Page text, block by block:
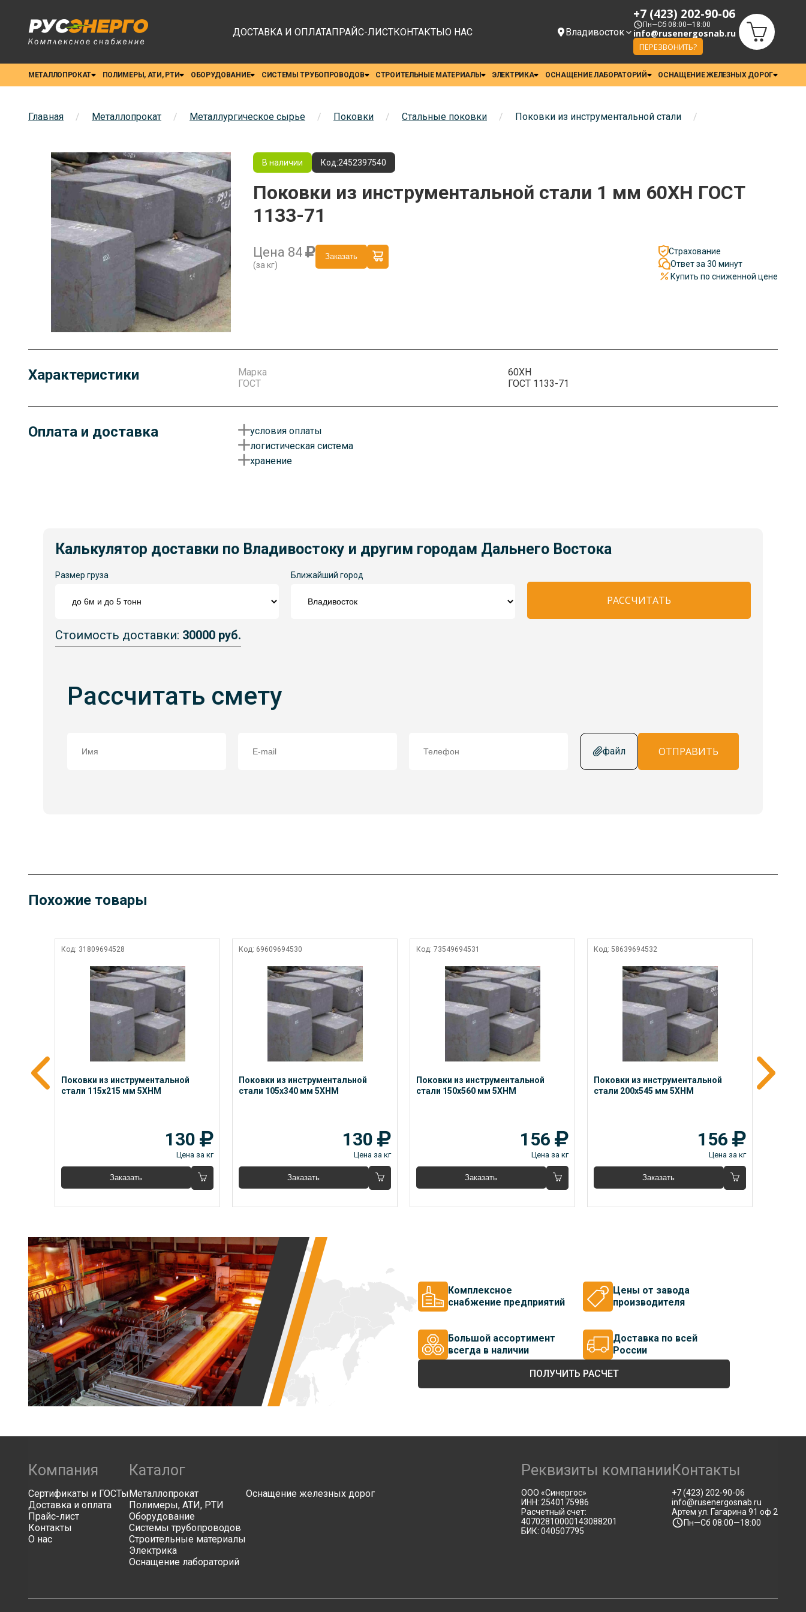
ДОСТАВКА И ОПЛАТАПРАЙС-ЛИСТКОНТАКТЫО НАС Владивосток
+7 (423) 202-90-06
Пн—Сб 08:00—18:00
info@rusenergosnab.ru
ПЕРЕЗВОНИТЬ?
МЕТАЛЛОПРОКАТ ПОЛИМЕРЫ, АТИ, РТИ ОБОРУДОВАНИЕ СИСТЕМЫ ТРУБОПРОВОДОВ СТРОИТЕЛЬНЫЕ МАТЕРИАЛЫ ЭЛЕКТРИКА ОСНАЩЕНИЕ ЛАБОРАТОРИЙ ОСНАЩЕНИЕ ЖЕЛЕЗНЫХ ДОРОГ
Главная / Металлопрокат / Металлургическое сырье / Поковки / Стальные поковки / Поковки из инструментальной стали /
В наличии Код:2452397540
Поковки из инструментальной стали 1 мм 60ХН ГОСТ
1133-71
Цена 84
(за кг)
Заказать
Страхование
Ответ за 30 минут
Купить по сниженной цене
Характеристики Марка
60ХН
ГОСТ
ГОСТ 1133-71
Оплата и доставка условия оплаты
Оплату можно произвести удобным для вас способом. Есть как наличный так и безналичный расчет. Документы отправим по
указанному вами адресу любым удобным для вас способом. В зависимости от объема предоставляем скидку до 36%.
логистическая система
Доставим ваш товар транспортными компаниями, автомобилями, по железной дороге или самолетом. Отгрузка происходит в
хранение
Калькулятор доставки по Владивостоку и другим городам Дальнего Востока
Размер груза Ближайший город
РАССЧИТАТЬ
Стоимость доставки: 30000 руб.
Рассчитать смету
файл ОТПРАВИТЬ
Похожие товары
Код: 31809694528
Поковки из инструментальной
стали 115x215 мм 5ХНМ
130
Цена за кг
Заказать
Код: 69609694530
Поковки из инструментальной
стали 105x340 мм 5ХНМ
130
Цена за кг
Заказать
Код: 73549694531
Поковки из инструментальной
стали 150x560 мм 5ХНМ
156
Цена за кг
Заказать
Код: 58639694532
Поковки из инструментальной
стали 200x545 мм 5ХНМ
156
Цена за кг
Заказать
Комплексное
снабжение предприятий
Цены от завода
производителя
Большой ассортимент
всегда в наличии
Доставка по всей
России
ПОЛУЧИТЬ РАСЧЕТ
Компания
Сертификаты и ГОСТы
Доставка и оплата
Прайс-лист
Контакты
О нас
Каталог
Металлопрокат
Полимеры, АТИ, РТИ
Оборудование
Системы трубопроводов
Строительные материалы
Электрика
Оснащение лабораторий
Оснащение железных дорог
Реквизиты компании
ООО «Синергос»
ИНН: 2540175986
Расчетный счет:
40702810000143088201
БИК: 040507795
Контакты
+7 (423) 202-90-06
info@rusenergosnab.ru
Артем ул. Гагарина 91 оф 2
Пн—Сб 08:00—18:00